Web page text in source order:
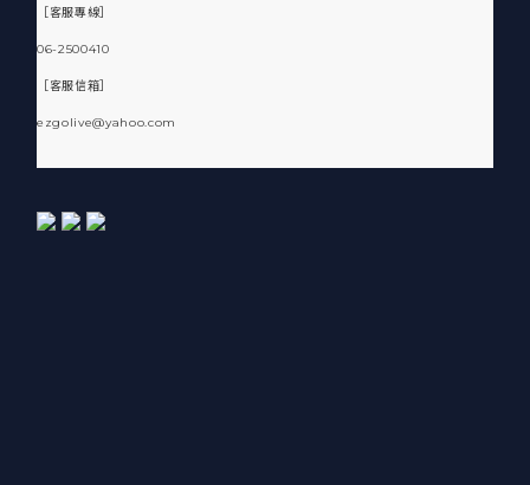
［客服專線］
06-2500410
［客服信箱］
ezgolive@yahoo.com